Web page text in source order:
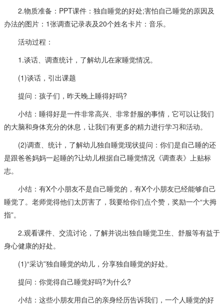
2.物质准备：PPT课件：独自睡觉的好处;害怕自己睡觉的原因及
办法的图片：1张调查记录表及20个姓名卡片：音乐。
活动过程：
1.谈话、调查统计，了解幼儿在家睡觉情况。
(1)谈话，引出课题
提问：孩子们，昨天晚上睡得好吗?
小结：睡得好是一件非常高兴、非常舒服的事情，它可以让我们
的大脑和身体充分的休息，让我们有更多的精力进行学习和活动。
(2)调查、统计，了解幼儿独自睡觉现状提问：你们是自己睡的还
是跟爸爸妈妈一起睡的?让幼儿根据自己睡觉情况《调查表》上贴标
志。
小结：有X个小朋友不是自己睡觉的，有X个小朋友已经能够自己
睡觉了。老师觉得他们太厉害了，我要给你们点个赞，奖励一个“大拇
指”。
2.观看课件、交流讨论，了解并说出独自睡觉卫生、舒服等有益于
身心健康的好处。
(1)“采访”独自睡觉的幼儿，分享独自睡觉的好处。
提问：你觉得自己睡觉好吗?为什么?
小结：这些小朋友用自己的亲身经历告诉我们，一个人睡觉的好